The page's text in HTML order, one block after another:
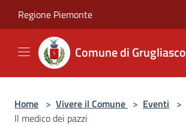
Regione Piemonte
Comune di Grugliasco
Home > Vivere il Comune > Eventi >
Il medico dei pazzi